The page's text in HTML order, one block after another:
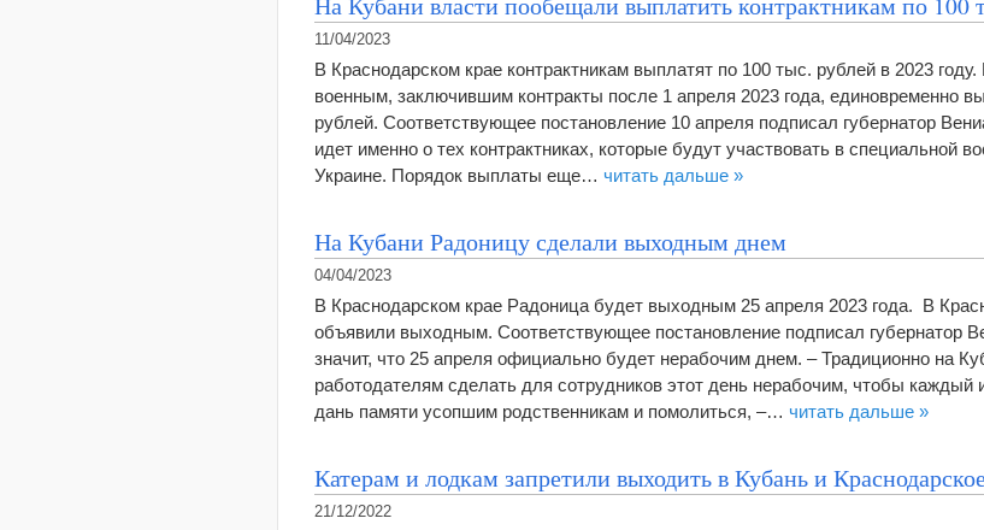
11/04/2023
В Краснодарском крае контрактникам выплатят по 100 тыс. рублей в 2023
военным, заключившим контракты после 1 апреля 2023 года, единовременно
рублей. Соответствующее постановление 10 апреля подписал губернатор
идет именно о тех контрактниках, которые будут участвовать в специальной
Украине. Порядок выплаты еще… читать дальше »
На Кубани Радоницу сделали выходным днем
04/04/2023
В Краснодарском крае Радоница будет выходным 25 апреля 2023 года. В
объявили выходным. Соответствующее постановление подписал губернатор
значит, что 25 апреля официально будет нерабочим днем. – Традиционно на
работодателям сделать для сотрудников этот день нерабочим, чтобы каждый
дань памяти усопшим родственникам и помолиться, –… читать дальше »
Катерам и лодкам запретили выходить в Кубань и
21/12/2022